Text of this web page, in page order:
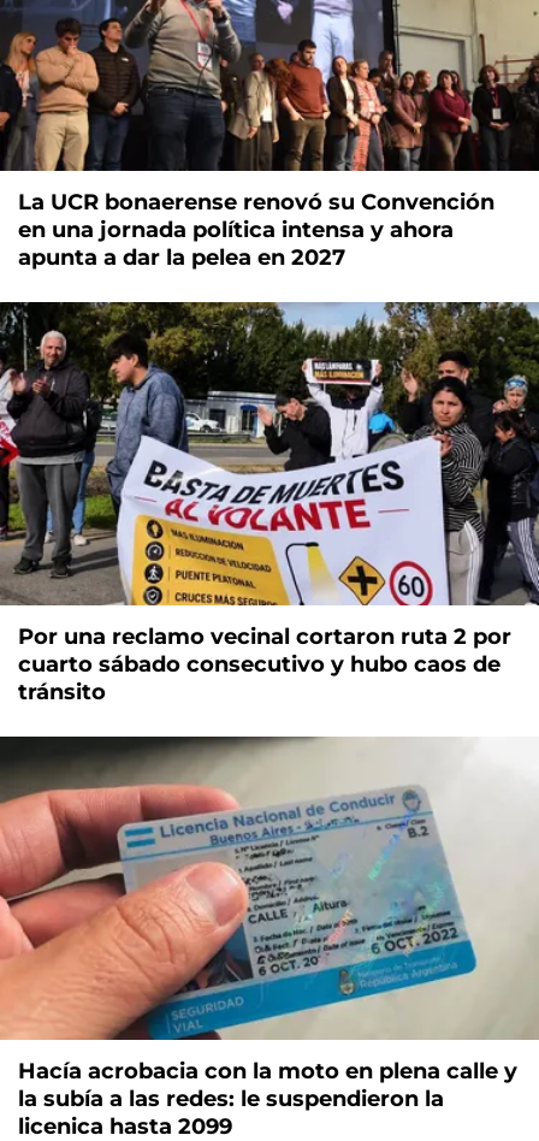
La UCR bonaerense renovó su Convención
en una jornada política intensa y ahora
apunta a dar la pelea en 2027
Por una reclamo vecinal cortaron ruta 2 por
cuarto sábado consecutivo y hubo caos de
tránsito
Hacía acrobacia con la moto en plena calle y
la subía a las redes: le suspendieron la
licenica hasta 2099